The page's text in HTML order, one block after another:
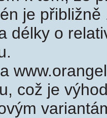
je
délky o
což je